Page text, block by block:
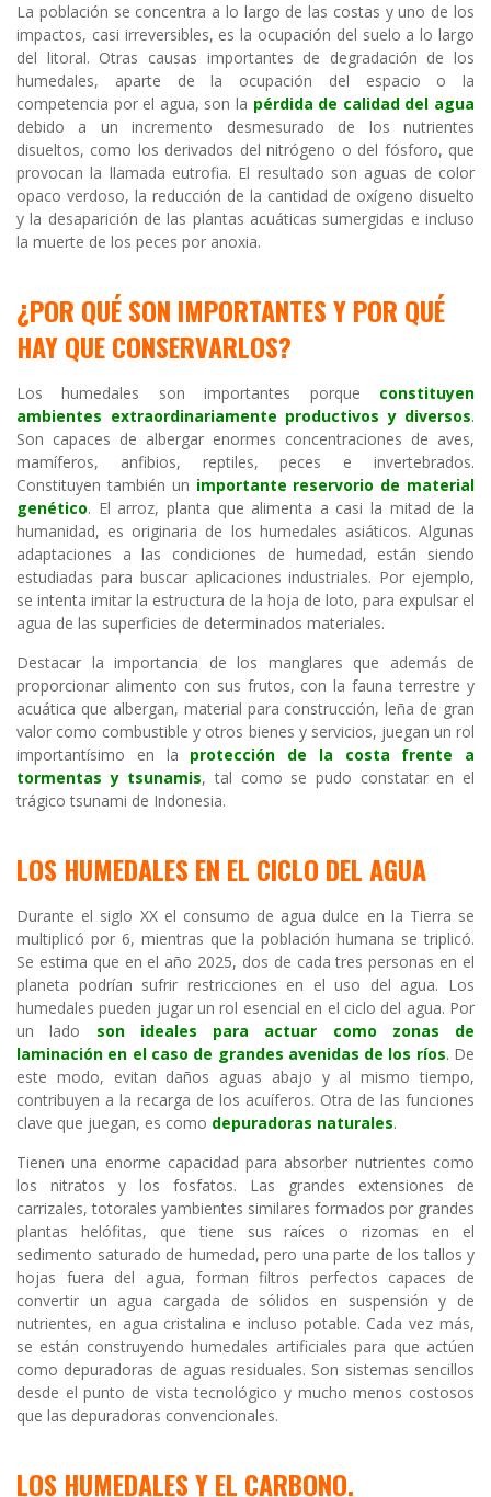
La población se concentra a lo largo de las costas y uno de los
impactos, casi irreversibles, es la ocupación del suelo a lo largo
del litoral. Otras causas importantes de degradación de los
humedales, aparte de la ocupación del espacio o la
competencia por el agua, son la pérdida de calidad del agua
debido a un incremento desmesurado de los nutrientes
disueltos, como los derivados del nitrógeno o del fósforo, que
provocan la llamada eutrofia. El resultado son aguas de color
opaco verdoso, la reducción de la cantidad de oxígeno disuelto
y la desaparición de las plantas acuáticas sumergidas e incluso
la muerte de los peces por anoxia.
¿POR QUÉ SON IMPORTANTES Y POR QUÉ
HAY QUE CONSERVARLOS?
Los humedales son importantes porque constituyen
ambientes extraordinariamente productivos y diversos.
Son capaces de albergar enormes concentraciones de aves,
mamíferos, anfibios, reptiles, peces e invertebrados.
Constituyen también un importante reservorio de material
genético. El arroz, planta que alimenta a casi la mitad de la
humanidad, es originaria de los humedales asiáticos. Algunas
adaptaciones a las condiciones de humedad, están siendo
estudiadas para buscar aplicaciones industriales. Por ejemplo,
se intenta imitar la estructura de la hoja de loto, para expulsar el
agua de las superficies de determinados materiales.
Destacar la importancia de los manglares que además de
proporcionar alimento con sus frutos, con la fauna terrestre y
acuática que albergan, material para construcción, leña de gran
valor como combustible y otros bienes y servicios, juegan un rol
importantísimo en la protección de la costa frente a
tormentas y tsunamis, tal como se pudo constatar en el
trágico tsunami de Indonesia.
LOS HUMEDALES EN EL CICLO DEL AGUA
Durante el siglo XX el consumo de agua dulce en la Tierra se
multiplicó por 6, mientras que la población humana se triplicó.
Se estima que en el año 2025, dos de cada tres personas en el
planeta podrían sufrir restricciones en el uso del agua. Los
humedales pueden jugar un rol esencial en el ciclo del agua. Por
un lado son ideales para actuar como zonas de
laminación en el caso de grandes avenidas de los ríos. De
este modo, evitan daños aguas abajo y al mismo tiempo,
contribuyen a la recarga de los acuíferos. Otra de las funciones
clave que juegan, es como depuradoras naturales.
Tienen una enorme capacidad para absorber nutrientes como
los nitratos y los fosfatos. Las grandes extensiones de
carrizales, totorales yambientes similares formados por grandes
plantas helófitas, que tiene sus raíces o rizomas en el
sedimento saturado de humedad, pero una parte de los tallos y
hojas fuera del agua, forman filtros perfectos capaces de
convertir un agua cargada de sólidos en suspensión y de
nutrientes, en agua cristalina e incluso potable. Cada vez más,
se están construyendo humedales artificiales para que actúen
como depuradoras de aguas residuales. Son sistemas sencillos
desde el punto de vista tecnológico y mucho menos costosos
que las depuradoras convencionales.
LOS HUMEDALES Y EL CARBONO.